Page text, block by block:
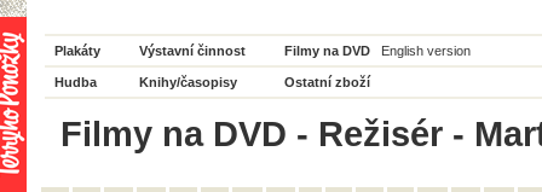
Plakáty Výstavní činnost Filmy na DVD English version
Hudba Knihy/časopisy Ostatní zboží
Filmy na DVD - Režisér -